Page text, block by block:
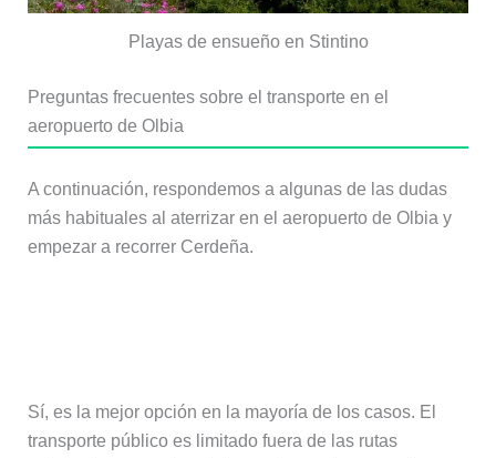
Playas de ensueño en Stintino
Preguntas frecuentes sobre el transporte en el
aeropuerto de Olbia
A continuación, respondemos a algunas de las dudas
más habituales al aterrizar en el aeropuerto de Olbia y
empezar a recorrer Cerdeña.
Sí, es la mejor opción en la mayoría de los casos. El
transporte público es limitado fuera de las rutas